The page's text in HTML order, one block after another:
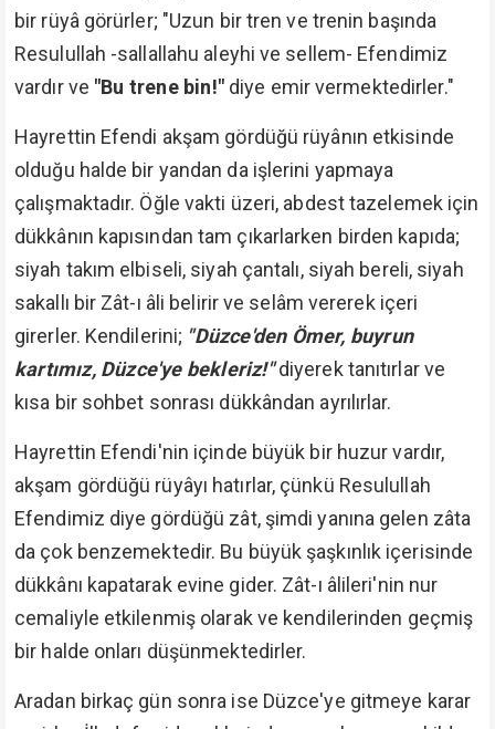
bir rüyâ görürler; "Uzun bir tren ve trenin başında
Resulullah -sallallahu aleyhi ve sellem- Efendimiz
vardır ve "Bu trene bin!" diye emir vermektedirler."
Hayrettin Efendi akşam gördüğü rüyânın etkisinde
olduğu halde bir yandan da işlerini yapmaya
çalışmaktadır. Öğle vakti üzeri, abdest tazelemek için
dükkânın kapısından tam çıkarlarken birden kapıda;
siyah takım elbiseli, siyah çantalı, siyah bereli, siyah
sakallı bir Zât-ı âli belirir ve selâm vererek içeri
girerler. Kendilerini; "Düzce'den Ömer, buyrun
kartımız, Düzce'ye bekleriz!"diyerek tanıtırlar ve
kısa bir sohbet sonrası dükkândan ayrılırlar.
Hayrettin Efendi'nin içinde büyük bir huzur vardır,
akşam gördüğü rüyâyı hatırlar, çünkü Resulullah
Efendimiz diye gördüğü zât, şimdi yanına gelen zâta
da çok benzemektedir. Bu büyük şaşkınlık içerisinde
dükkânı kapatarak evine gider. Zât-ı âlileri'nin nur
cemaliyle etkilenmiş olarak ve kendilerinden geçmiş
bir halde onları düşünmektedirler.
Aradan birkaç gün sonra ise Düzce'ye gitmeye karar